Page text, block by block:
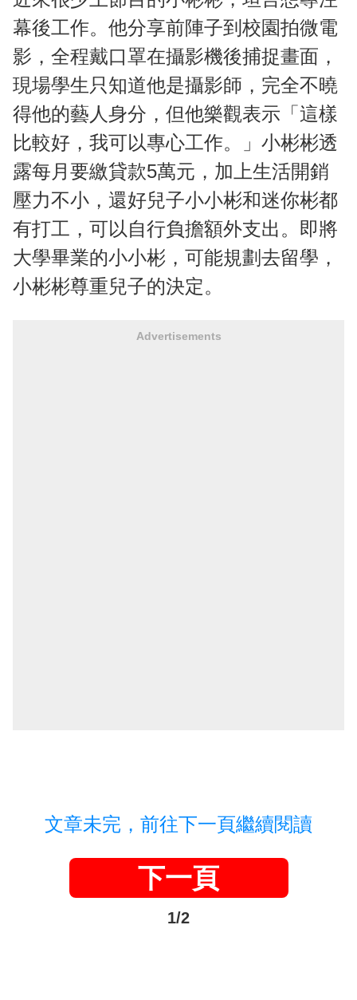
幕後工作。他分享前陣子到校園拍微電
影，全程戴口罩在攝影機後捕捉畫面，
現場學生只知道他是攝影師，完全不曉
得他的藝人身分，但他樂觀表示「這樣
比較好，我可以專心工作。」小彬彬透
露每月要繳貸款5萬元，加上生活開銷
壓力不小，還好兒子小小彬和迷你彬都
有打工，可以自行負擔額外支出。即將
大學畢業的小小彬，可能規劃去留學，
小彬彬尊重兒子的決定。
Advertisements
文章未完，前往下一頁繼續閱讀
下一頁
1/2